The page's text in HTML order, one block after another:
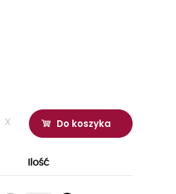
Do koszyka
x
Ilość